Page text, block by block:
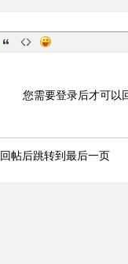
您需要登录后才可以
回帖后跳转到最后一页